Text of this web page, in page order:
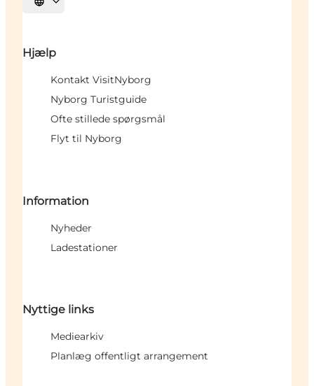
Vælg sprog
Hjælp
Kontakt VisitNyborg
Nyborg Turistguide
Ofte stillede spørgsmål
Flyt til Nyborg
Information
Nyheder
Ladestationer
Nyttige links
Mediearkiv
Planlæg offentligt arrangement